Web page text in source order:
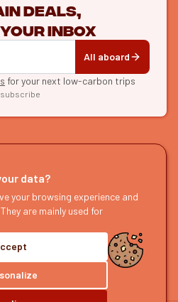
deals,
inbox
All aboard
for your next low-carbon trips
EXPLORE
Find itineraries
Our guides
Our podcast
data?
your browsing experience and
are mainly used for